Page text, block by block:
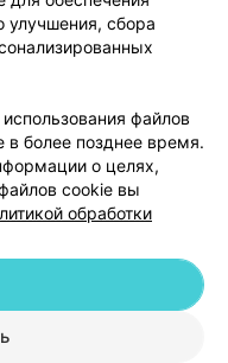
103.by
данных
| 220012, Республика Беларусь,
улучшения, сбора
файлов
в более позднее время.
о целях,
cookie вы
обработки